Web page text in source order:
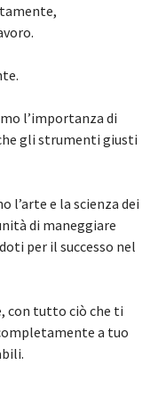
l’importanza di
gli strumenti giusti
l’arte e la scienza dei
di maneggiare
per il successo nel
con tutto ciò che ti
a tuo